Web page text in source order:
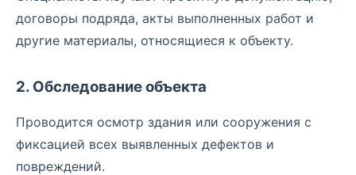
договоры подряда, акты выполненных работ и
другие материалы, относящиеся к объекту.
2. Обследование объекта
Проводится осмотр здания или сооружения с
фиксацией всех выявленных дефектов и
повреждений.